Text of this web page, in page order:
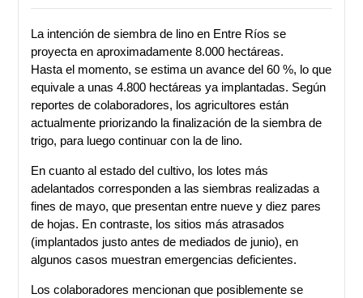
La intención de siembra de lino en Entre Ríos se
proyecta en aproximadamente 8.000 hectáreas.
Hasta el momento, se estima un avance del 60 %, lo que
equivale a unas 4.800 hectáreas ya implantadas. Según
reportes de colaboradores, los agricultores están
actualmente priorizando la finalización de la siembra de
trigo, para luego continuar con la de lino.
En cuanto al estado del cultivo, los lotes más
adelantados corresponden a las siembras realizadas a
fines de mayo, que presentan entre nueve y diez pares
de hojas. En contraste, los sitios más atrasados
(implantados justo antes de mediados de junio), en
algunos casos muestran emergencias deficientes.
Los colaboradores mencionan que posiblemente se